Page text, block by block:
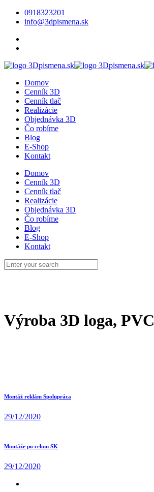
0918323201
info@3dpismena.sk
Domov
Cenník 3D
Cenník tlač
Realizácie
Objednávka 3D
Čo robíme
Blog
E-Shop
Kontakt
Domov
Cenník 3D
Cenník tlač
Realizácie
Objednávka 3D
Čo robíme
Blog
E-Shop
Kontakt
Výroba 3D loga, PVC
Montáž reklám Spolupráca
29/12/2020
Montáže po celom SK
29/12/2020